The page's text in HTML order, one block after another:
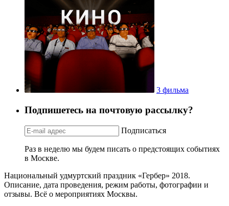
3 фильма
Подпишетесь на почтовую рассылку?
Подписаться
Раз в неделю мы будем писать о предстоящих событиях
в Москве.
Национальный удмуртский праздник «Гербер» 2018.
Описание, дата проведения, режим работы, фотографии и
отзывы. Всё о мероприятиях Москвы.